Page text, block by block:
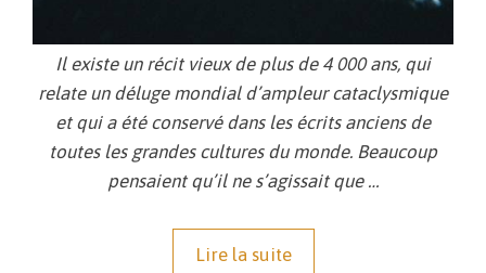
Il existe un récit vieux de plus de 4 000 ans, qui
relate un déluge mondial d’ampleur cataclysmique
et qui a été conservé dans les écrits anciens de
toutes les grandes cultures du monde. Beaucoup
pensaient qu’il ne s’agissait que …
Lire la suite